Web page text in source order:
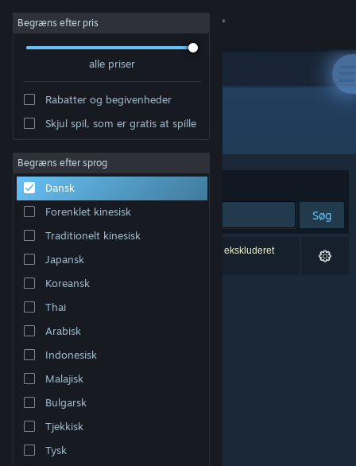
Log på
Om
Support
Skift sprog
Hent Steam-mobilappen
Vis desktop-webside
Begræns efter pris
alle priser
Rabatter og begivenheder
Skjul spil, som er gratis at spille
Begræns efter sprog
Dansk
Forenklet kinesisk
Traditionelt kinesisk
Japansk
Koreansk
Thai
Arabisk
Indonesisk
Malajisk
Bulgarsk
Tjekkisk
Tysk
Udvikler: Jon Sudbury Games
Sorter efter Relevans
Søg
0 resultater matcher din søgning. 1 titel er blevet ekskluderet
baseret på dine præferencer.